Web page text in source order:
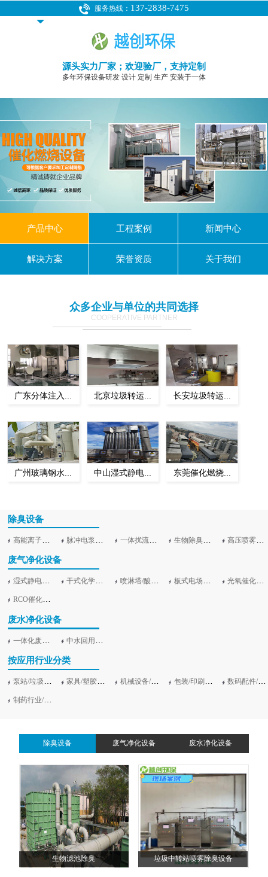
服务热线： 137-2838-7475
源头实力厂家；欢迎验厂，支持定制
多年环保设备研发 设计 定制 生产 安装于一体
产品中心 工程案例 新闻中心
解决方案 荣誉资质 关于我们
众多企业与单位的共同选择
COOPERATIVE PARTNER
广东分体注入... 北京垃圾转运... 长安垃圾转运...
广州玻璃钢水... 中山湿式静电... 东莞催化燃烧...
除臭设备
高能离子除臭设备 脉冲电浆除臭设备 一体扰流除臭设备 生物除臭设备及滤池加盖 高压喷雾除臭净化设备
废气净化设备
湿式静电工业油烟净化设备 干式化学滤料/活性炭吸附设备 喷淋塔/酸雾净塔/旋流塔 板式电场等离子净化设备 光氧催化净化设备（UV光解）
RCO催化吸附燃烧设备
废水净化设备
一体化废水处理设备 中水回用净化设备
按应用行业分类
泵站/垃圾站/污水站 家具/塑胶行业 机械设备/电子行业 包装/印刷行业 数码配件/汽车零部件加工
制药行业/食品行业
除臭设备 废气净化设备 废水净化设备
生物滤池除臭 垃圾中转站喷雾除臭设备